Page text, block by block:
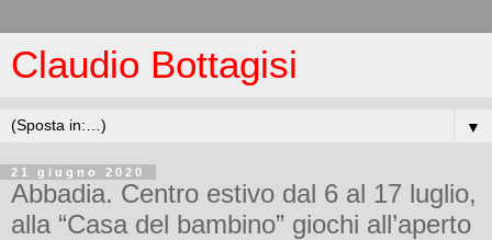
Claudio Bottagisi
▼
21 giugno 2020
Abbadia. Centro estivo dal 6 al 17 luglio,
alla “Casa del bambino” giochi all’aperto